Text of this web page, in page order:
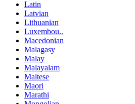
Latin
Latvian
Lithuanian
Luxembou..
Macedonian
Malagasy
Malay
Malayalam
Maltese
Maori
Marathi